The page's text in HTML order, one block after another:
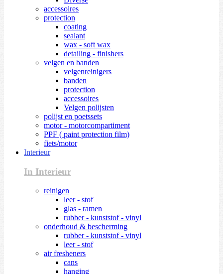
accessoires
protection
coating
sealant
wax - soft wax
detailing - finishers
velgen en banden
velgenreinigers
banden
protection
accessoires
Velgen polijsten
polijst en poetssets
motor - motorcompartiment
PPF ( paint protection film)
fiets/motor
Interieur
In Interieur
reinigen
leer - stof
glas - ramen
rubber - kunststof - vinyl
onderhoud & bescherming
rubber - kunststof - vinyl
leer - stof
air fresheners
cans
hanging